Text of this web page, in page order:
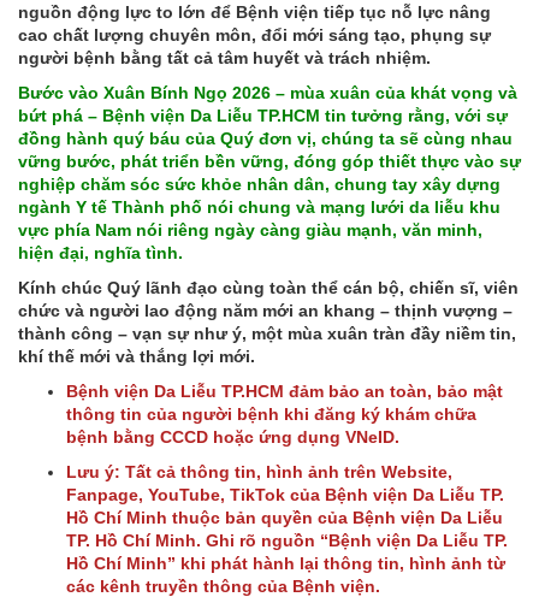
nguồn động lực to lớn để Bệnh viện tiếp tục nỗ lực nâng
cao chất lượng chuyên môn, đổi mới sáng tạo, phụng sự
người bệnh bằng tất cả tâm huyết và trách nhiệm.
Bước vào Xuân Bính Ngọ 2026 – mùa xuân của khát vọng và
bứt phá – Bệnh viện Da Liễu TP.HCM tin tưởng rằng, với sự
đồng hành quý báu của Quý đơn vị, chúng ta sẽ cùng nhau
vững bước, phát triển bền vững, đóng góp thiết thực vào sự
nghiệp chăm sóc sức khỏe nhân dân, chung tay xây dựng
ngành Y tế Thành phố nói chung và mạng lưới da liễu khu
vực phía Nam nói riêng ngày càng giàu mạnh, văn minh,
hiện đại, nghĩa tình.
Kính chúc Quý lãnh đạo cùng toàn thể cán bộ, chiến sĩ, viên
chức và người lao động năm mới an khang – thịnh vượng –
thành công – vạn sự như ý, một mùa xuân tràn đầy niềm tin,
khí thế mới và thắng lợi mới.
Bệnh viện Da Liễu TP.HCM đảm bảo an toàn, bảo mật
thông tin của người bệnh khi đăng ký khám chữa
bệnh bằng CCCD hoặc ứng dụng VNeID.
Lưu ý: Tất cả thông tin, hình ảnh trên Website,
Fanpage, YouTube, TikTok của Bệnh viện Da Liễu TP.
Hồ Chí Minh thuộc bản quyền của Bệnh viện Da Liễu
TP. Hồ Chí Minh. Ghi rõ nguồn “Bệnh viện Da Liễu TP.
Hồ Chí Minh” khi phát hành lại thông tin, hình ảnh từ
các kênh truyền thông của Bệnh viện.